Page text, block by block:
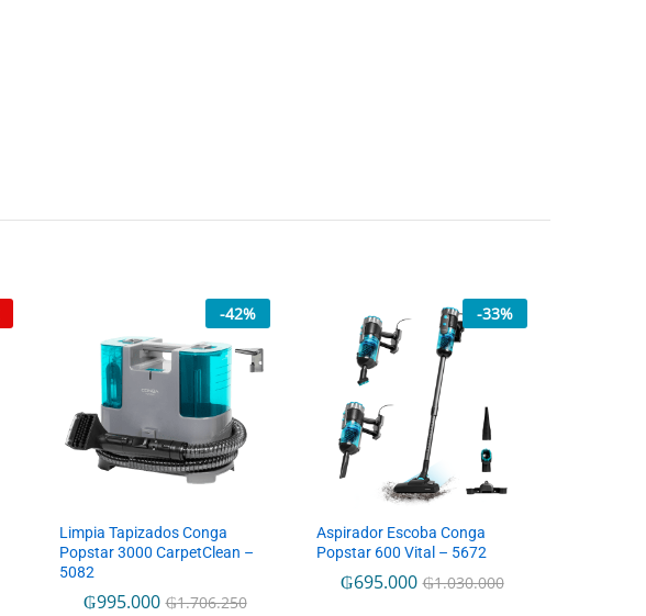
-42%
Limpia Tapizados Conga
Popstar 3000 CarpetClean –
5082
₲995.000 ₲1.706.250
-33%
Aspirador Escoba Conga
Popstar 600 Vital – 5672
₲695.000 ₲1.030.000